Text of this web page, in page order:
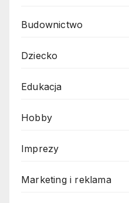
Budownictwo
Dziecko
Edukacja
Hobby
Imprezy
Marketing i reklama